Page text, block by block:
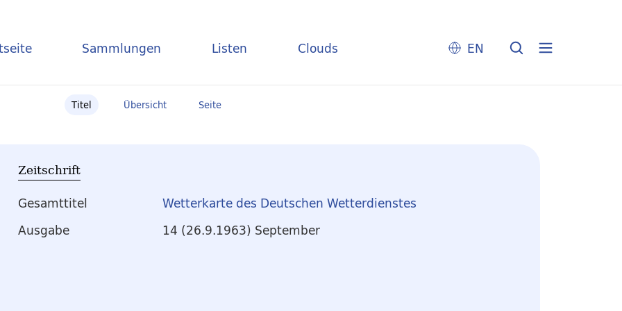
Sammlungen Listen Clouds EN
Titel Übersicht Seite
Zeitschrift
Gesamttitel
Wetterkarte des Deutschen Wetterdienstes
Ausgabe
14 (26.9.1963) September